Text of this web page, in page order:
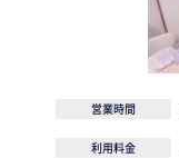
営業時間
利用料金